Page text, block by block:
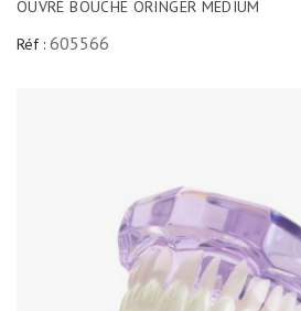
OUVRE BOUCHE ORINGER MEDIUM
Réf : 605566